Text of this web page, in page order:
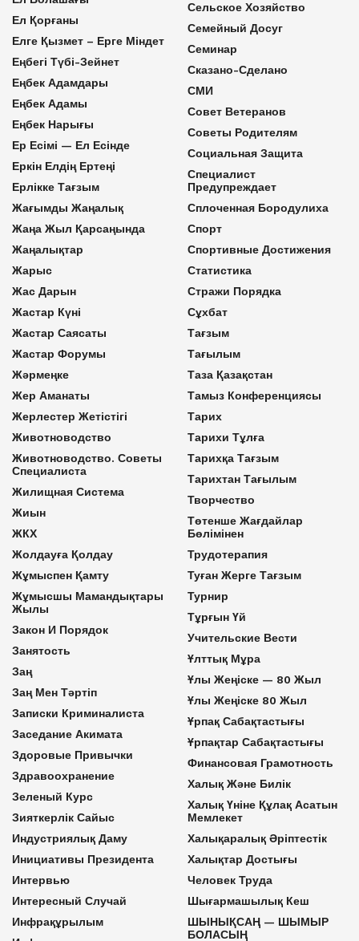
Ел Қорғаны
Елге Қызмет – Ерге Міндет
Еңбегі Түбі-Зейнет
Еңбек Адамдары
Еңбек Адамы
Еңбек Нарығы
Ер Есімі — Ел Есінде
Еркін Елдің Ертеңі
Ерлікке Тағзым
Жағымды Жаңалық
Жаңа Жыл Қарсаңында
Жаңалықтар
Жарыс
Жас Дарын
Жастар Күні
Жастар Саясаты
Жастар Форумы
Жәрмеңке
Жер Аманаты
Жерлестер Жетістігі
Животноводство
Животноводство. Советы
Специалиста
Жилищная Система
Жиын
ЖКХ
Жолдауға Қолдау
Жұмыспен Қамту
Жұмысшы Мамандықтары
Жылы
Закон И Порядок
Занятость
Заң
Заң Мен Тәртіп
Записки Криминалиста
Заседание Акимата
Здоровые Привычки
Здравоохранение
Зеленый Курс
Зияткерлік Сайыс
Индустриялық Даму
Инициативы Президента
Интервью
Интересный Случай
Инфрақұрылым
Сельское Хозяйство
Семейный Досуг
Семинар
Сказано-Сделано
СМИ
Совет Ветеранов
Советы Родителям
Социальная Защита
Специалист
Предупреждает
Сплоченная Бородулиха
Спорт
Спортивные Достижения
Статистика
Стражи Порядка
Сұхбат
Тағзым
Тағылым
Таза Қазақстан
Тамыз Конференциясы
Тарих
Тарихи Тұлға
Тарихқа Тағзым
Тарихтан Тағылым
Творчество
Төтенше Жағдайлар
Бөлімінен
Трудотерапия
Туған Жерге Тағзым
Турнир
Тұрғын Үй
Учительские Вести
Ұлттық Мұра
Ұлы Жеңіске — 80 Жыл
Ұлы Жеңіске 80 Жыл
Ұрпақ Сабақтастығы
Ұрпақтар Сабақтастығы
Финансовая Грамотность
Халық Және Билік
Халық Үніне Құлақ Асатын
Мемлекет
Халықаралық Әріптестік
Халықтар Достығы
Человек Труда
Шығармашылық Кеш
ШЫНЫҚСАҢ — ШЫМЫР
БОЛАСЫҢ